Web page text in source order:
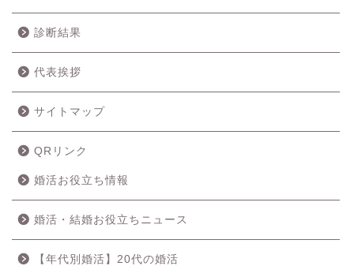
診断結果
代表挨拶
サイトマップ
QRリンク
婚活お役立ち情報
婚活・結婚お役立ちニュース
【年代別婚活】20代の婚活